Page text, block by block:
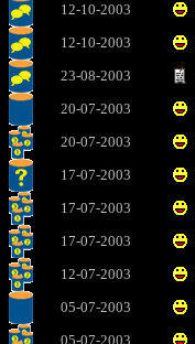
12-10-2003
12-10-2003
23-08-2003
20-07-2003
20-07-2003
17-07-2003
17-07-2003
17-07-2003
12-07-2003
05-07-2003
05-07-2003